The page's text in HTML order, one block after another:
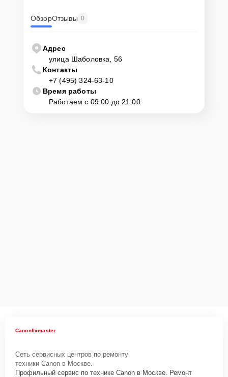
ОбзорОтзывы 0
Адрес
улица Шаболовка, 56
Контакты
+7 (495) 324-63-10
Время работы
Работаем с 09:00 до 21:00
Canonfixmaster
Сеть сервисных центров по ремонту
техники Canon в Москве.
Профильный сервис по технике Canon в Москве. Ремонт